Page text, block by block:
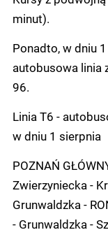
minut).
Ponadto, w dniu
autobusowa linia
96.
Linia T6 -
w dniu 1 sierpnia
POZNAŃ
Zwierzyniecka -
Grunwaldzka -
- Grunwaldzka -